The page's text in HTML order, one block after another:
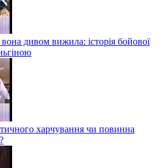
дивом вижила: історія бойової
харчування чи повинна